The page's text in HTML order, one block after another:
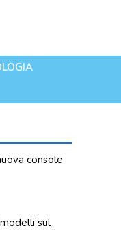
console
sul